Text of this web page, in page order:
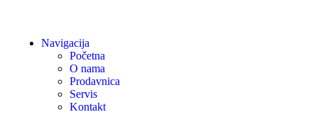
Navigacija
Početna
O nama
Prodavnica
Servis
Kontakt